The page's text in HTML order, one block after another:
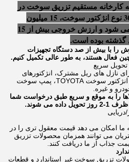
است که کارخانه مستقیم تزریق سوخت در
جیانگ سو، چین هستیم. 300 نوع انژکتور سوخت، 15 میلیون
مجموعه کالا سالانه تولید می شود و ارزش خروجی بیش از 15
گذشته بوده است.
را با بیش از صد دستگاه تجهیزات
نازل های ریل مشترک، انژکتورهای
سوخت، انژکتورهای سوخت، انژکتور سوخت TOYOTA، پمپ سوخت
و غیره.
را به موقع و سریع طبق درخواست شما
می شوند.
ما امکان می دهد قیمت معقول تری را در
می توانند همزمان محصولات تزریق
جذاب از ما دریافت کنند.
تزریق سوخت غیر استاندارد و قطعات